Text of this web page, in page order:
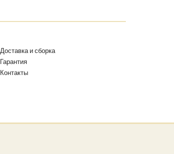
Доставка и сборка
Гарантия
Контакты